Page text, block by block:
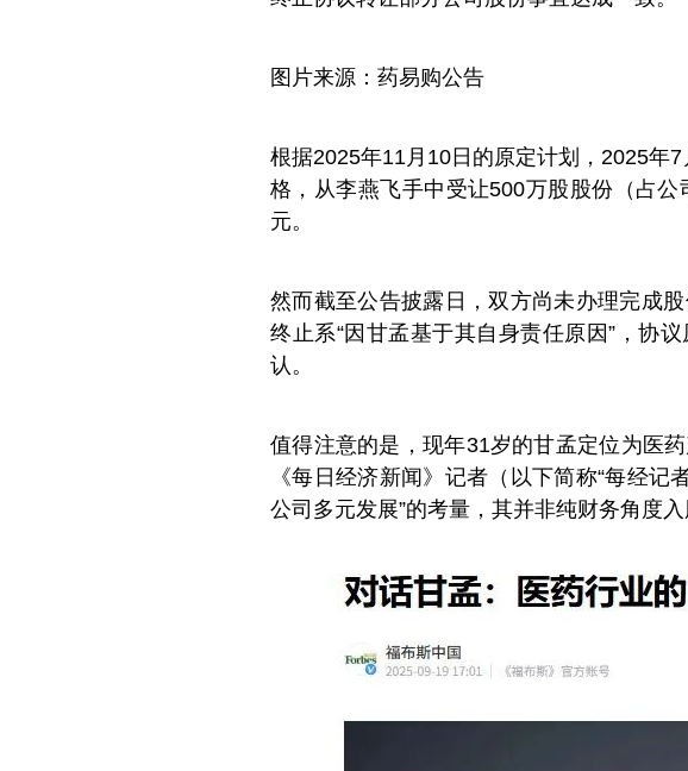
图片来源：药易购公告
根据2025年11月10日的原定计划，2025年
格，从李燕飞手中受让500万股股份（占
元。
然而截至公告披露日，双方尚未办理完成股
终止系“因甘孟基于其自身责任原因”，协
认。
值得注意的是，现年31岁的甘孟定位为医
《每日经济新闻》记者（以下简称“每经记
公司多元发展”的考量，其并非纯财务角度入